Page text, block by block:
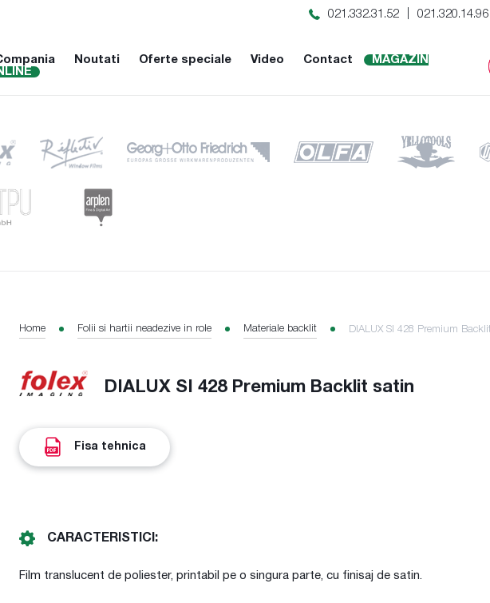
021.332.31.52 021.320.14.96
Noutati Oferte speciale Video Contact
MAGAZIN
Home Folii si hartii neadezive in role Materiale backlit DIALUX SI 428 Premium
DIALUX SI 428 Premium Backlit satin
Fisa tehnica
CARACTERISTICI:
Film translucent de poliester, printabil pe o singura parte, cu finisaj de satin.